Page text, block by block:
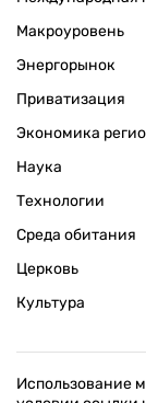
Макроуровень
Энергорынок
Приватизация
Экономика
Наука
Технологии
Среда обитания
Церковь
Культура
Использование